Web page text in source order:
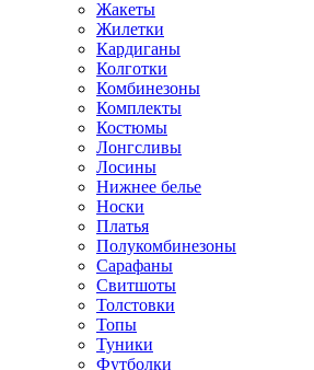
Жакеты
Жилетки
Кардиганы
Колготки
Комбинезоны
Комплекты
Костюмы
Лонгсливы
Лосины
Нижнее белье
Носки
Платья
Полукомбинезоны
Сарафаны
Свитшоты
Толстовки
Топы
Туники
Футболки